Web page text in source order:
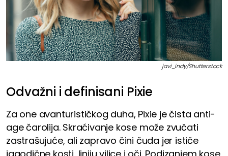
javi_indy/Shutterstock
Odvažni i definisani Pixie
Za one avanturističkog duha, Pixie je čista anti-
age čarolija. Skraćivanje kose može zvučati
zastrašujuće, ali zapravo čini čuda jer ističe